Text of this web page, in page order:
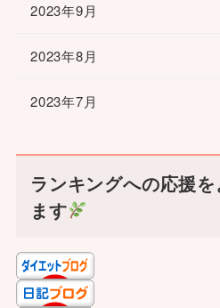
2023年9月
2023年8月
2023年7月
ランキングへの応援
ます